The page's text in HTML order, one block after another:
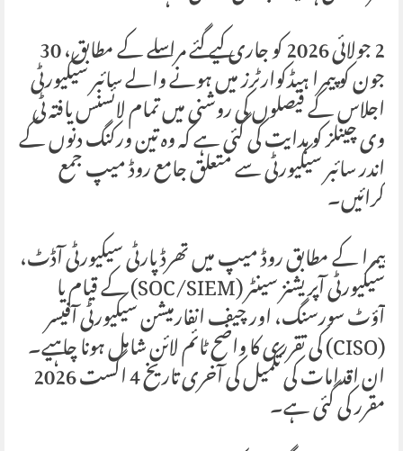
2 جولائی 2026 کو جاری کیے گئے مراسلے کے مطابق، 30
جون کو پیمرا ہیڈکوارٹرز میں ہونے والے سائبر سیکیورٹی
اجلاس کے فیصلوں کی روشنی میں تمام لائسنس یافتہ ٹی
وی چینلز کو ہدایت کی گئی ہے کہ وہ تین ورکنگ دنوں کے
اندر سائبر سیکیورٹی سے متعلق جامع روڈ میپ جمع
کرائیں۔
پیمرا کے مطابق روڈ میپ میں تھرڈ پارٹی سیکیورٹی آڈٹ،
سیکیورٹی آپریشنز سینٹر (SOC/SIEM) کے قیام یا
آؤٹ سورسنگ، اور چیف انفارمیشن سیکیورٹی آفیسر
(CISO) کی تقرری کا واضح ٹائم لائن شامل ہونا چاہیے۔
ان اقدامات کی تکمیل کی آخری تاریخ 4 اگست 2026
مقرر کی گئی ہے۔